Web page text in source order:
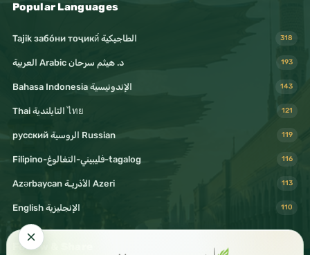
Popular Languages
Tajik забо́ни тоҷикӣ́ الطاجيكية 318
د. هيثم سرحان Arabic العربية 193
Bahasa Indonesia الإندونيسية 143
Thai التايلندية ไทย 121
русский الروسية Russian 119
Filipino-فليبيني-التغالوغ-tagalog 116
Azərbaycan الأذريـة Azeri 113
English الإنجليزية 110
Follow & Share